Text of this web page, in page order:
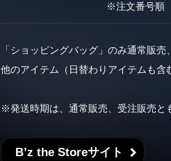
※注文番号順
「ショッピングバッグ」のみ通常販
他のアイテム（日替わりアイテムも含
※発送時期は、通常販売、受注販売と
B’z the Storeサイト